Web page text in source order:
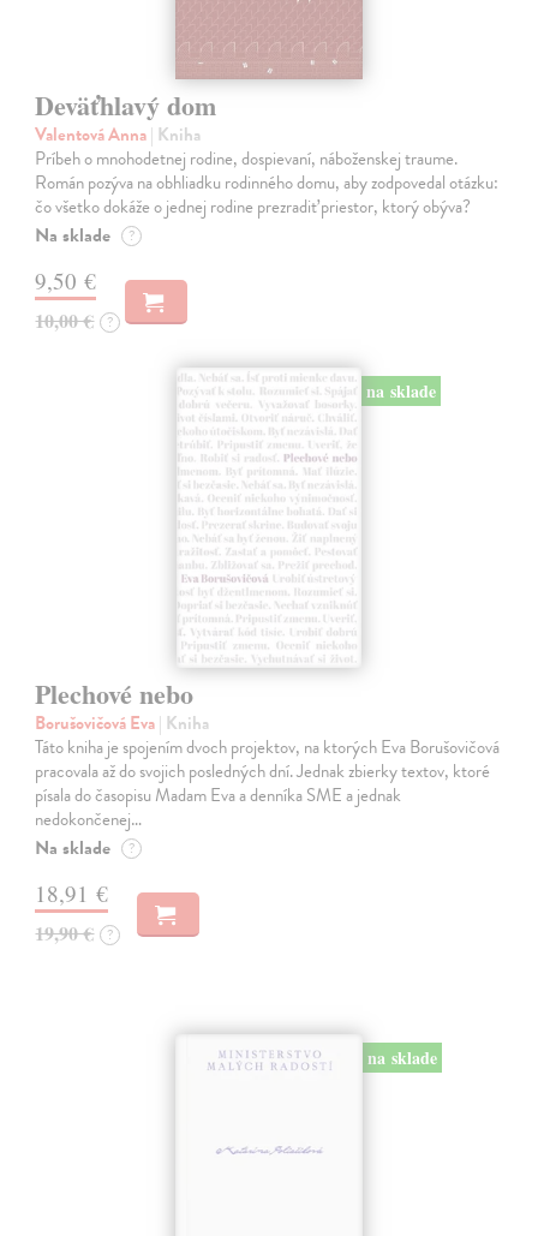
Deväťhlavý dom
Valentová Anna| Kniha
Príbeh o mnohodetnej rodine, dospievaní, náboženskej traume.
Román pozýva na obhliadku rodinného domu, aby zodpovedal otázku:
čo všetko dokáže o jednej rodine prezradiť priestor, ktorý obýva?
Na sklade ?
9,50 €
10,00 € ?
na sklade
Plechové nebo
Borušovičová Eva| Kniha
Táto kniha je spojením dvoch projektov, na ktorých Eva Borušovičová
pracovala až do svojich posledných dní. Jednak zbierky textov, ktoré
písala do časopisu Madam Eva a denníka SME a jednak
nedokončenej…
Na sklade ?
18,91 €
19,90 € ?
na sklade